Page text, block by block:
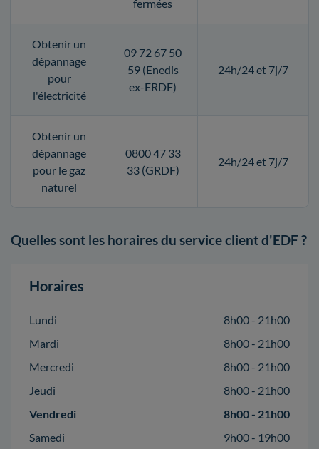
fermées
Obtenir un
dépannage
pour
l'électricité
09 72 67 50
59 (Enedis
ex-ERDF)
24h/24 et 7j/7
Obtenir un
dépannage
pour le gaz
naturel
0800 47 33
33 (GRDF)
24h/24 et 7j/7
Quelles sont les horaires du service client d'EDF ?
Horaires
Lundi
8h00 - 21h00
Mardi
8h00 - 21h00
Mercredi
8h00 - 21h00
Jeudi
8h00 - 21h00
Vendredi
8h00 - 21h00
Samedi
9h00 - 19h00